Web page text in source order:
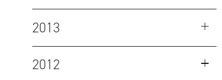
2013
2012